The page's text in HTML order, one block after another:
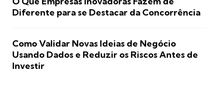
Diferente para se Destacar da Concorrência
Como Validar Novas Ideias de Negócio
Usando Dados e Reduzir os Riscos Antes de
Investir